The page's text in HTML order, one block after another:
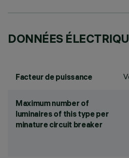
DONNÉES
Facteur de puissance
Maximum number of
luminaires of this type per
minature circuit breaker